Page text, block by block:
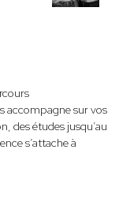
accompagne sur vos
des études jusqu’au
s’attache à